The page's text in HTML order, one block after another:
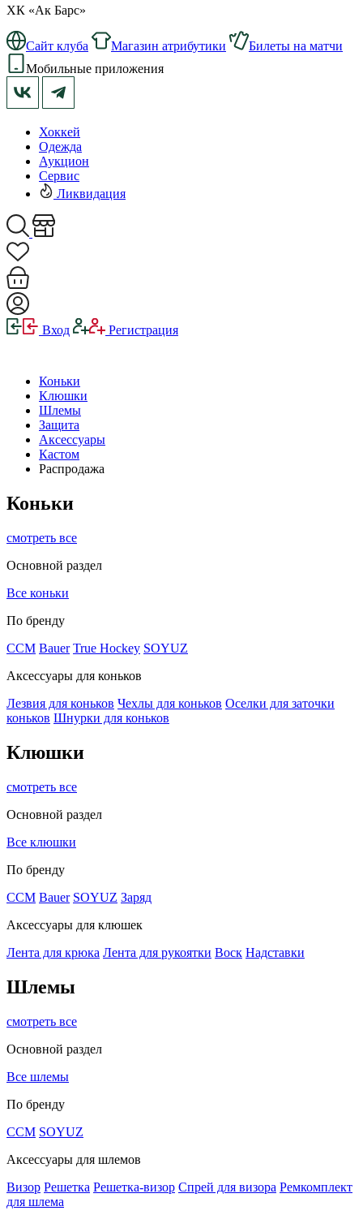
ХК «Ак Барс»
Сайт клуба Магазин атрибутики
Билеты на матчи
Мобильные приложения
Хоккей
Одежда
Аукцион
Сервис
Ликвидация
Вход Регистрация
Коньки
Клюшки
Шлемы
Защита
Аксессуары
Кастом
Распродажа
Коньки
смотреть все
Основной раздел
Все коньки
По бренду
ССМ Bauer True Hockey SOYUZ
Аксессуары для коньков
Лезвия для коньков Чехлы для коньков Оселки для заточки
коньков Шнурки для коньков
Клюшки
смотреть все
Основной раздел
Все клюшки
По бренду
CCM Bauer SOYUZ Заряд
Аксессуары для клюшек
Лента для крюка Лента для рукоятки Воск Надставки
Шлемы
смотреть все
Основной раздел
Все шлемы
По бренду
CCM SOYUZ
Аксессуары для шлемов
Визор Решетка Решетка-визор Спрей для визора Ремкомплект
для шлема